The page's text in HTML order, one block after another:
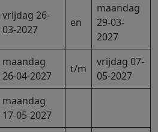
vrijdag 26-
03-2027
en
maandag
29-03-
2027
maandag
26-04-2027
t/m
vrijdag 07-
05-2027
maandag
17-05-2027